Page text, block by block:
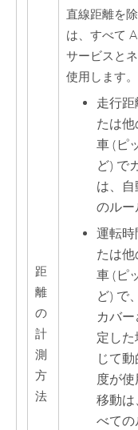
距
離
の
計
測
方
法
直線距離を
は、すべて
サービスと
使用します。
走行距
たは
車 (ピ
ど) で
は、
のルー
運転時
たは
車 (ピ
ど) で
カバ
定し
じて
度が使
移動
べての